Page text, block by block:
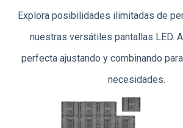
Explora posibilidades ilimitadas de
nuestras versátiles pantallas LED.
perfecta ajustando y combinando
necesidades.